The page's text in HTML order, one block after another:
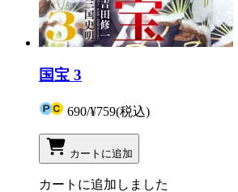
国宝 3
690/¥759(税込)
カートに追加
カートに追加しました